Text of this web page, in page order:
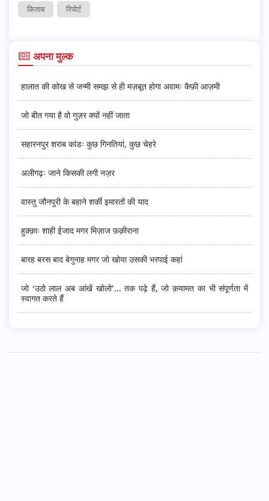
किताब रिपोर्ट
अपना मुल्क
हालात की कोख से जन्मी समझ से ही मज़बूत होगा अवामः कैफ़ी आज़मी
जो बीत गया है वो गुज़र क्यों नहीं जाता
सहारनपुर शराब कांडः कुछ गिनतियां, कुछ चेहरे
अलीगढ़ः जाने किसकी लगी नज़र
वास्तु जौनपुरी के बहाने शर्की इमारतों की याद
हुक़्क़ाः शाही ईजाद मगर मिज़ाज फ़क़ीराना
बारह बरस बाद बेगुनाह मगर जो खोया उसकी भरपाई कहां
जो ‘उठो लाल अब आंखें खोलो’... तक पढ़े हैं, जो क़यामत का भी संपूर्णता में
स्वागत करते हैं